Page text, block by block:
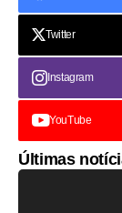
Twitter
Instagram
YouTube
Últimas